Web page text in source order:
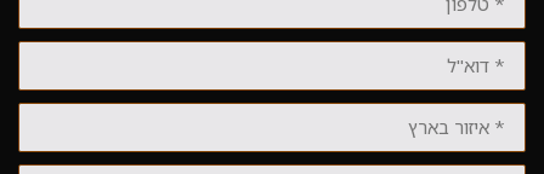
דוא"ל
איזור
בארץ